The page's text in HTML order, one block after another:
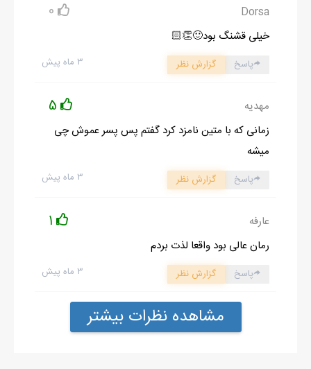
Dorsa
0
خیلی قشنگ بود🙂👏🏻
۳ ماه پیش پاسخ گزارش نظر
مهدیه 5
زمانی که با متین نامزد کرد گفتم پس پسر عموش چی
میشه
۳ ماه پیش پاسخ گزارش نظر
عارفه 1
رمان عالی بود واقعا لذت بردم
۳ ماه پیش پاسخ گزارش نظر
مشاهده نظرات بیشتر